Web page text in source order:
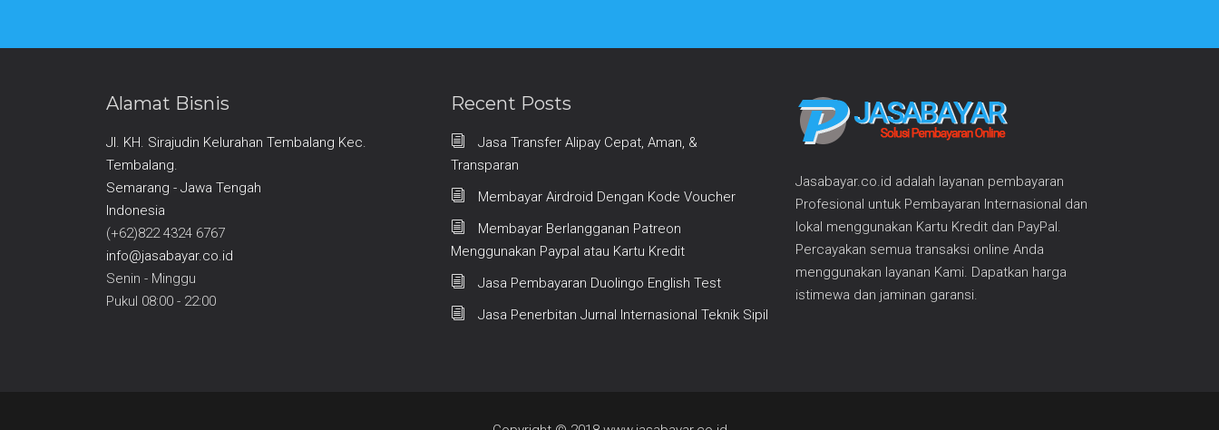
Alamat Bisnis
Jl. KH. Sirajudin Kelurahan Tembalang Kec.
Tembalang.
Semarang - Jawa Tengah
Indonesia
(+62)822 4324 6767
info@jasabayar.co.id
Senin - Minggu
Pukul 08:00 - 22:00
Recent Posts
Jasa Transfer Alipay Cepat, Aman, &
Transparan
Membayar Airdroid Dengan Kode Voucher
Membayar Berlangganan Patreon
Menggunakan Paypal atau Kartu Kredit
Jasa Pembayaran Duolingo English Test
Jasa Penerbitan Jurnal Internasional Teknik Sipil
Jasabayar.co.id adalah layanan pembayaran
Profesional untuk Pembayaran Internasional dan
lokal menggunakan Kartu Kredit dan PayPal.
Percayakan semua transaksi online Anda
menggunakan layanan Kami. Dapatkan harga
istimewa dan jaminan garansi.